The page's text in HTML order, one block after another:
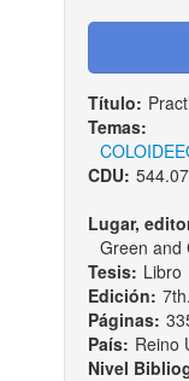
Título:
Temas:
COLOIDE
CDU: 544.07
Lugar,
Green and
Tesis: Libro
Edición:
Páginas:
País: Reino
Nivel